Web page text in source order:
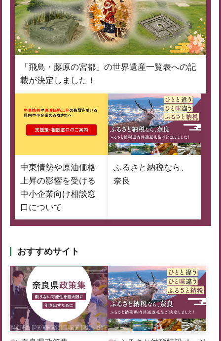
「飛鳥・藤原の宮都」の世界遺産一覧表への記
載が決定しました！
中東情勢や原油価格
上昇の影響を受ける
中小企業向け相談窓
口について
ふるさと納税なら、
奈良
おすすめサイト